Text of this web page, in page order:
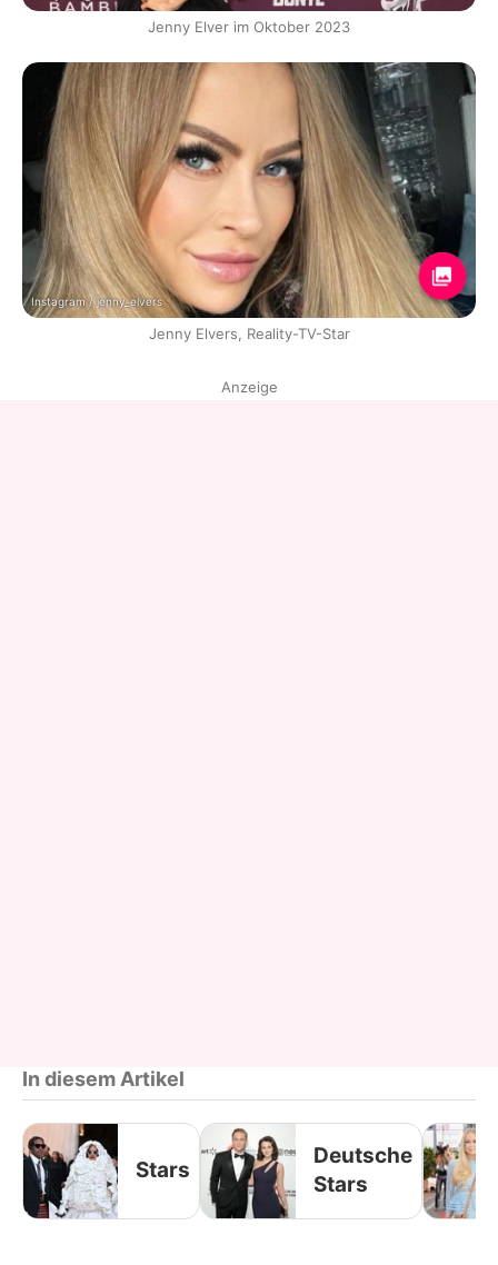
Jenny Elver im Oktober 2023
Instagram / jenny_elvers
Jenny Elvers, Reality-TV-Star
Anzeige
In diesem Artikel
Stars
Deutsche
Stars